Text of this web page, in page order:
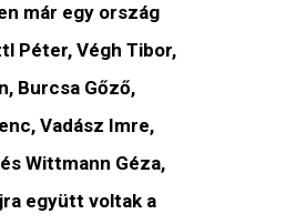
már egy ország
Péter, Végh Tibor,
Burcsa Gőző,
Vadász Imre,
Wittmann Géza,
együtt voltak a